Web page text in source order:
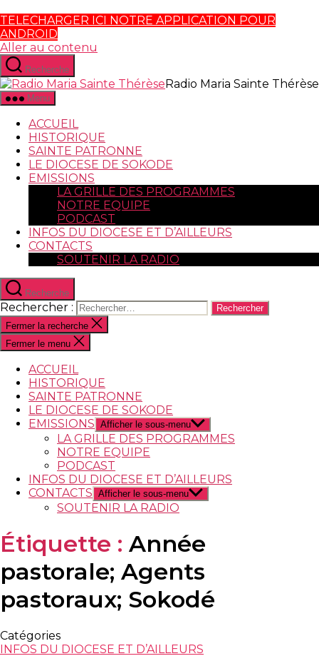
TELECHARGER ICI NOTRE APPLICATION POUR
ANDROID
Aller au contenu
Recherche
Radio Maria Sainte Thérèse
Menu
ACCUEIL
HISTORIQUE
SAINTE PATRONNE
LE DIOCESE DE SOKODE
EMISSIONS
LA GRILLE DES PROGRAMMES
NOTRE EQUIPE
PODCAST
INFOS DU DIOCESE ET D’AILLEURS
CONTACTS
SOUTENIR LA RADIO
Recherche
Rechercher :
Fermer la recherche
Fermer le menu
ACCUEIL
HISTORIQUE
SAINTE PATRONNE
LE DIOCESE DE SOKODE
EMISSIONS Afficher le sous-menu
LA GRILLE DES PROGRAMMES
NOTRE EQUIPE
PODCAST
INFOS DU DIOCESE ET D’AILLEURS
CONTACTS Afficher le sous-menu
SOUTENIR LA RADIO
Étiquette : Année
pastorale; Agents
pastoraux; Sokodé
Catégories
INFOS DU DIOCESE ET D’AILLEURS